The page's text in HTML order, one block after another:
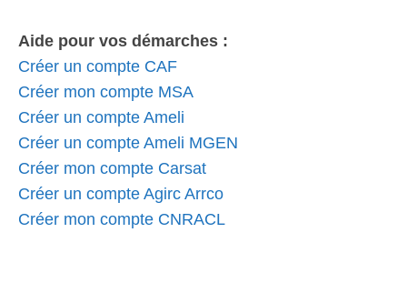
Aide pour vos démarches :
Créer un compte CAF
Créer mon compte MSA
Créer un compte Ameli
Créer un compte Ameli MGEN
Créer mon compte Carsat
Créer un compte Agirc Arrco
Créer mon compte CNRACL